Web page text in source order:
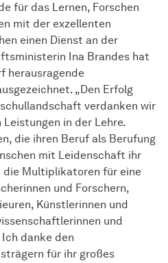
für das Lernen, Forschen
mit der exzellenten
einen Dienst an der
Ina Brandes hat
herausragende
„Den Erfolg
verdanken wir
in der Lehre.
die ihren Beruf als Berufung
mit Leidenschaft ihr
die Multiplikatoren für eine
und Forschern,
Künstlerinnen und
und
danke den
für ihr großes